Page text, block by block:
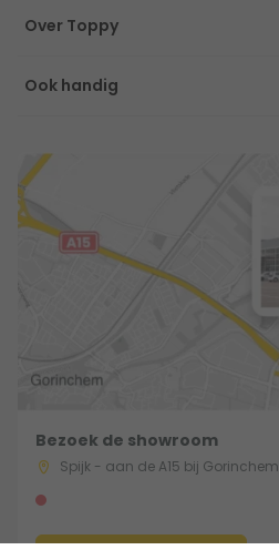
Over Toppy
Ook handig
Bezoek de showroom
Spijk - aan de A15 bij Gorinchem